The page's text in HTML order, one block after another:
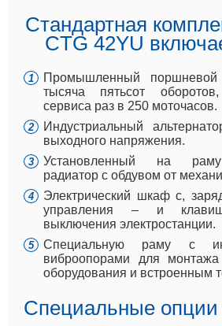
Стандартная
CTG 42YU
Промышленный
тысяча пятьсот
сервиса раз в 250 моточасов.
Индустриальный
выходного напряжения.
Установленный на раму
радиатор с обдувом от
Электрический шкаф с,
управления – и
выключения электростанции.
Специальную раму с
виброопорами для монтажа
оборудования и встроенным
Специальные опции